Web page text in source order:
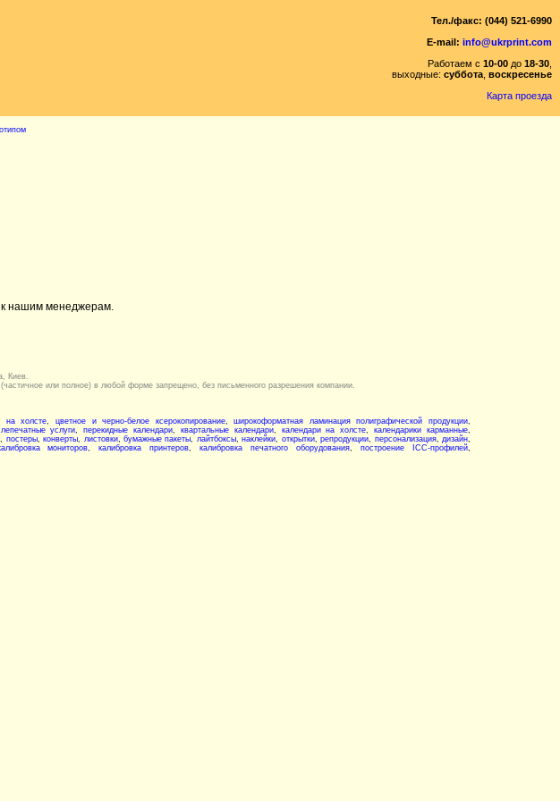
Тел./факс: (044) 521-6990
E-mail: info@ukrprint.com
Работаем с 10-00 до 18-30
выходные: суббота воскресенье
Карта проезда
к нашим менеджерам.
Киев.
или полное) в любой форме запрещено, без письменного разрешения компании.
на холсте, цветное и черно-белое ксерокопирование, широкоформатная ламинация полиграфической продукции,
услуги, перекидные календари, квартальные календари, календари на холсте, календарики карманные,
, постеры, конверты, листовки, бумажные пакеты, лайтбоксы, наклейки, открытки, репродукции, персонализация, дизайн,
мониторов, калибровка принтеров, калибровка печатного оборудования, построение ICC-профилей,